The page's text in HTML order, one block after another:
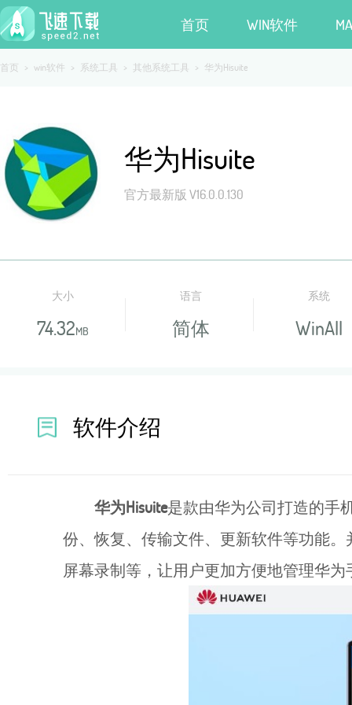
首页 WIN软件
首页 > win软件 > 系统工具 > 其他系统工具 > 华为Hisuite
华为Hisuite
官方最新版 V16.0.0.130
大小
74.32MB
语言
简体
系统
WinAll
软件介绍
华为Hisuite是款由华为公司打造的手
份、恢复、传输文件、更新软件等功能
屏幕录制等，让用户更加方便地管理华为